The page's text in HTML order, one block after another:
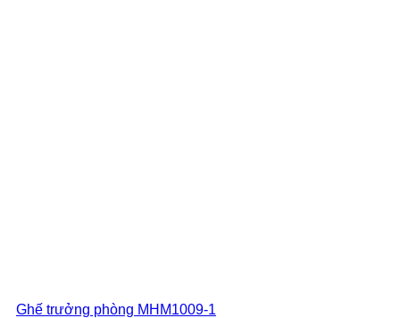
Ghế trưởng phòng MHM1009-1